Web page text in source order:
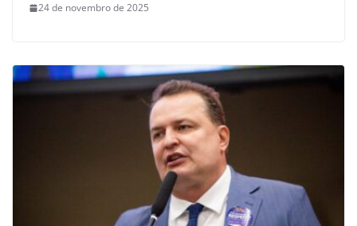
24 de novembro de 2025